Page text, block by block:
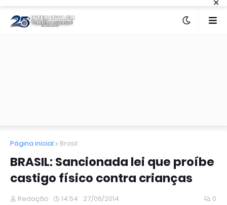
Página inicial Brasil
BRASIL: Sancionada lei que proíbe
castigo físico contra crianças
Redação 14:54 27/06/2014 0